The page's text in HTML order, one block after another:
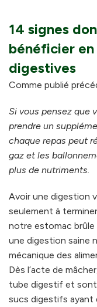
14 signes
bénéficier
digestives
Comme publié
Si vous pensez que
prendre un
chaque repas peut
gaz et les
plus de nutriments.
Avoir une digestion
seulement à
notre estomac brûle
une digestion saine
mécanique des
Dès l’acte de
tube digestif et sont
sucs digestifs